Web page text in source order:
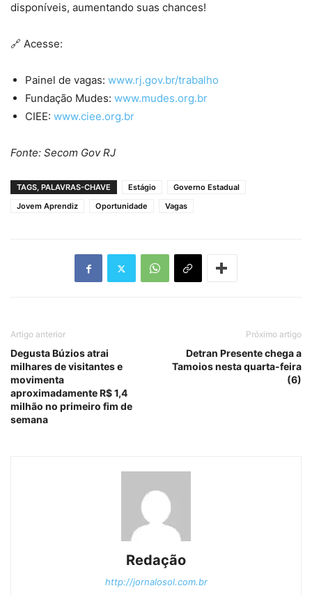
disponíveis, aumentando suas chances!
🔗 Acesse:
Painel de vagas: www.rj.gov.br/trabalho
Fundação Mudes: www.mudes.org.br
CIEE: www.ciee.org.br
Fonte: Secom Gov RJ
TAGS, PALAVRAS-CHAVE Estágio
Governo Estadual
Jovem Aprendiz
Oportunidade Vagas
Artigo anterior
Degusta Búzios atrai
milhares de visitantes e
movimenta
aproximadamente R$ 1,4
milhão no primeiro fim de
semana
Próximo artigo
Detran Presente chega a
Tamoios nesta quarta-feira
(6)
Redação
http://jornalosol.com.br